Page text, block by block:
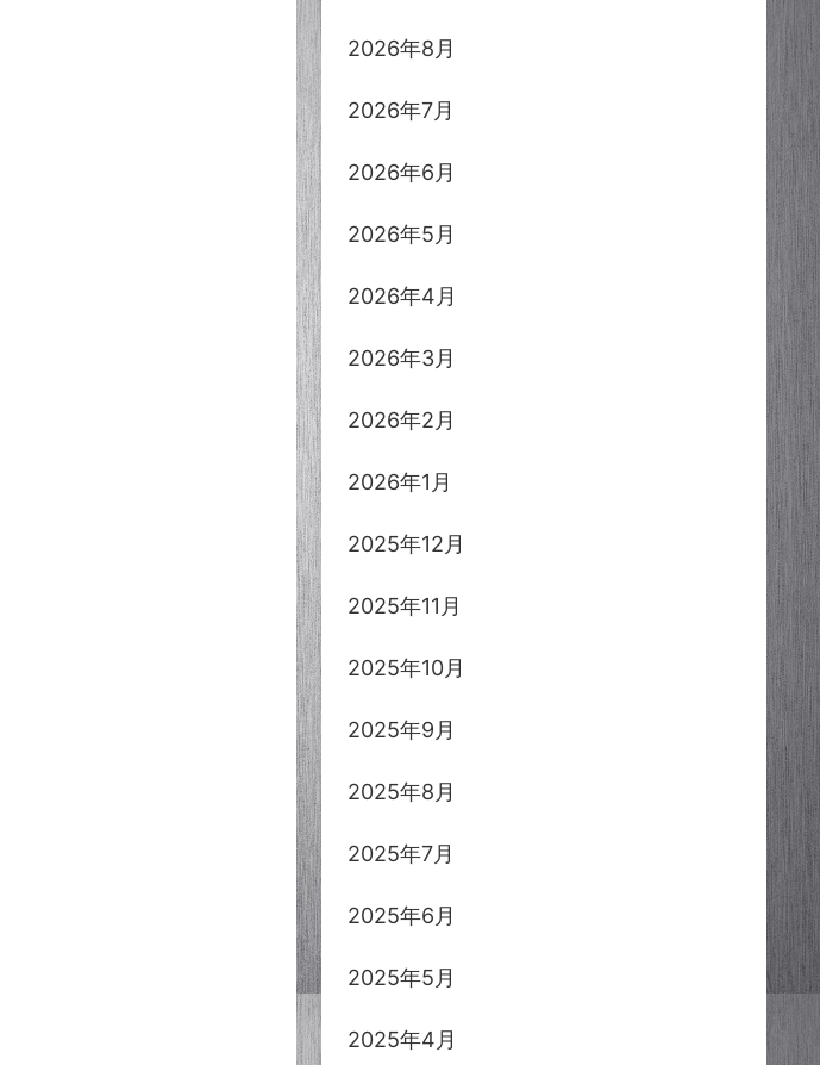
2026年8月
2026年7月
2026年6月
2026年5月
2026年4月
2026年3月
2026年2月
2026年1月
2025年12月
2025年11月
2025年10月
2025年9月
2025年8月
2025年7月
2025年6月
2025年5月
2025年4月